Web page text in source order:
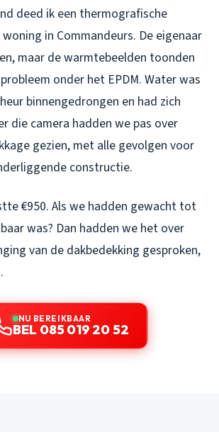
deed ik een thermografische
in Commandeurs. De eigenaar
maar de warmtebeelden toonden
onder het EPDM. Water was
binnengedrongen en had zich
die camera hadden we pas over
gezien, met alle gevolgen voor
constructie.
€950. Als we hadden gewacht tot
was? Dan hadden we het over
van de dakbedekking gesproken,
NU BEREIKBAAR
BEL 085 019 20 52